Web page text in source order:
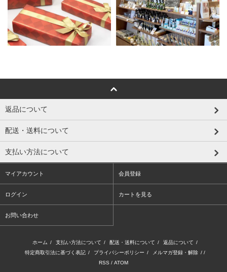
返品について
配送・送料について
支払い方法について
マイアカウント 会員登録
ログイン カートを見る
お問い合わせ
ホーム / 支払い方法について / 配送・送料について / 返品について /
特定商取引法に基づく表記 / プライバシーポリシー / メルマガ登録・解除 / /
RSS / ATOM